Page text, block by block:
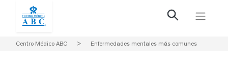
Centro Médico ABC > Enfermedades mentales más comunes